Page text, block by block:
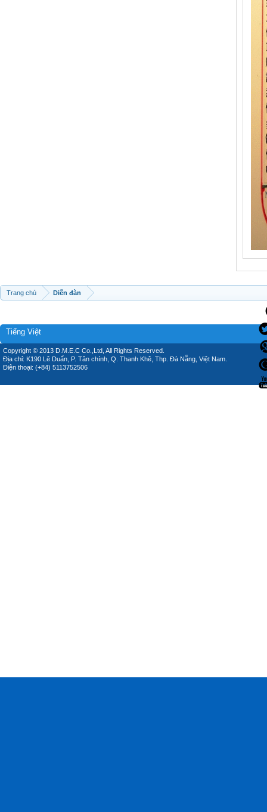
Trang chủ Diễn đàn
Tiếng Việt
Copyright © 2013 D.M.E.C Co.,Ltd, All Rights Reserved.
Địa chỉ: K190 Lê Duẩn, P. Tân chính, Q. Thanh Khê, Thp. Đà Nẵng, Việt Nam.
Điện thoại: (+84) 5113752506